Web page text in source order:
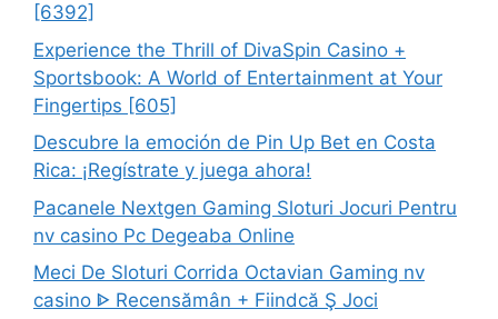
[6392]
Experience the Thrill of DivaSpin Casino +
Sportsbook: A World of Entertainment at Your
Fingertips [605]
Descubre la emoción de Pin Up Bet en Costa
Rica: ¡Regístrate y juega ahora!
Pacanele Nextgen Gaming Sloturi Jocuri Pentru
nv casino Pc Degeaba Online
Meci De Sloturi Corrida Octavian Gaming nv
casino ᐈ Recensămân + Fiindcă Ş Joci